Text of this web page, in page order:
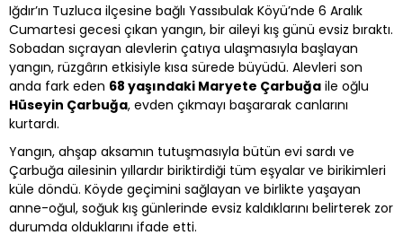
Iğdır’ın Tuzluca ilçesine bağlı Yassıbulak Köyü’nde 6 Aralık
Cumartesi gecesi çıkan yangın, bir aileyi kış günü evsiz bıraktı.
Sobadan sıçrayan alevlerin çatıya ulaşmasıyla başlayan
yangın, rüzgârın etkisiyle kısa sürede büyüdü. Alevleri son
anda fark eden 68 yaşındaki Maryete Çarbuğa ile oğlu
Hüseyin Çarbuğa, evden çıkmayı başararak canlarını
kurtardı.
Yangın, ahşap aksamın tutuşmasıyla bütün evi sardı ve
Çarbuğa ailesinin yıllardır biriktirdiği tüm eşyalar ve birikimleri
küle döndü. Köyde geçimini sağlayan ve birlikte yaşayan
anne-oğul, soğuk kış günlerinde evsiz kaldıklarını belirterek zor
durumda olduklarını ifade etti.